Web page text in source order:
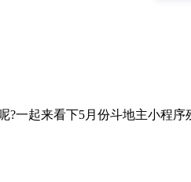
一起来看下5月份斗地主小程序